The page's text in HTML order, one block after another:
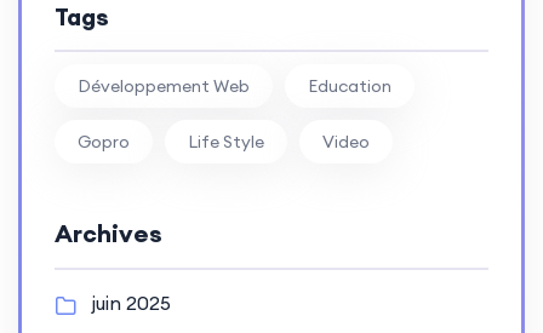
Tags
Développement Web Education
Gopro Life Style Video
Archives
juin 2025